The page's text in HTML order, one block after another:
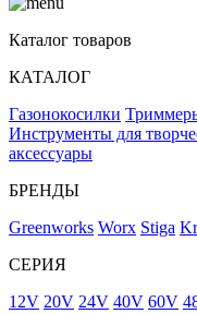
Каталог товаров
КАТАЛОГ
Газонокосилки
Инструменты для
аксессуары
БРЕНДЫ
Greenworks Worx Stiga
СЕРИЯ
12V 20V 24V 40V 60V